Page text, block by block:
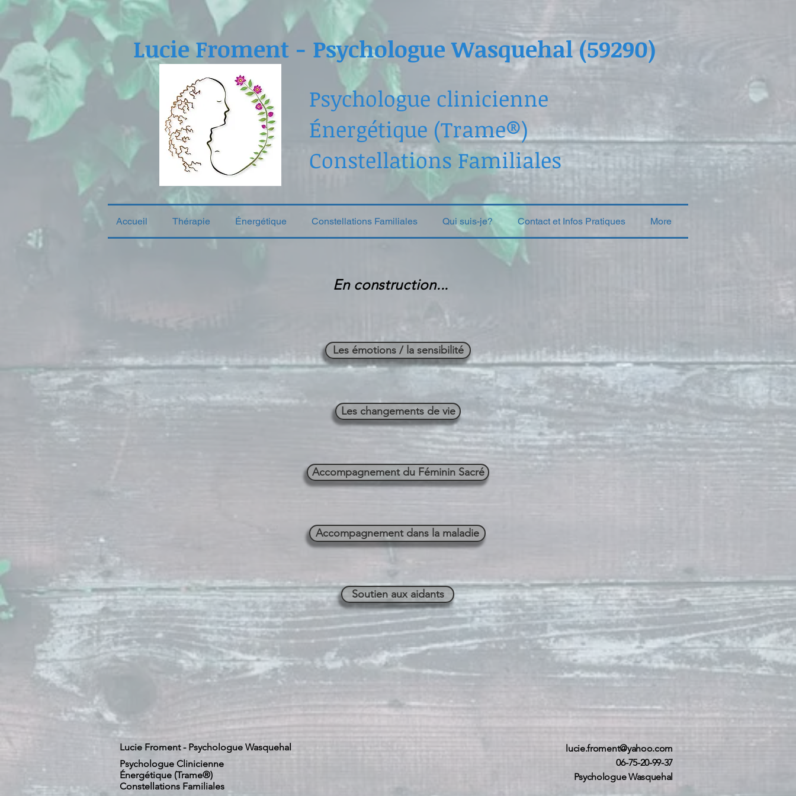
Lucie Froment - Psychologue Wasquehal (59290)
Psychologue clinicienne
Énergétique (Trame®)
Constellations Familiales
Accueil Thérapie Énergétique Constellations Familiales Qui suis-je? Contact et Infos Pratiques More
En construction...
Les émotions / la sensibilité
Les changements de vie
Accompagnement du Féminin Sacré
Accompagnement dans la maladie
Soutien aux aidants
Lucie Froment - Psychologue Wasquehal
Psychologue Clinicienne
Énergétique (Trame®)
Constellations Familiales
lucie.froment@yahoo.com
06-75-20-99-37
Psychologue Wasquehal